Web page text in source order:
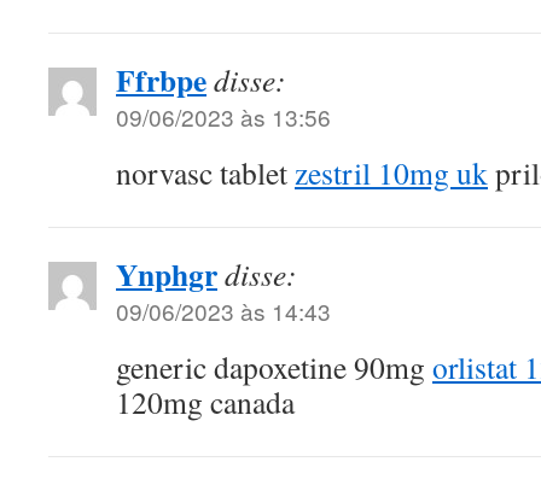
Ffrbpedisse:
09/06/2023 às 13:56
norvasc tabletzestril 10mg uk
Ynphgrdisse:
09/06/2023 às 14:43
generic dapoxetine 90mg orlistat
120mg canada